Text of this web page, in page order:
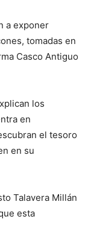
a exponer
tomadas en
Casco Antiguo
los
en
el tesoro
en su
Talavera Millán
esta